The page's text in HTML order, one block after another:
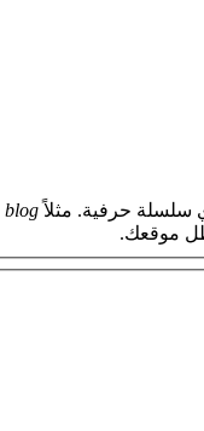
سلسلة حرفية. مثلاًblog